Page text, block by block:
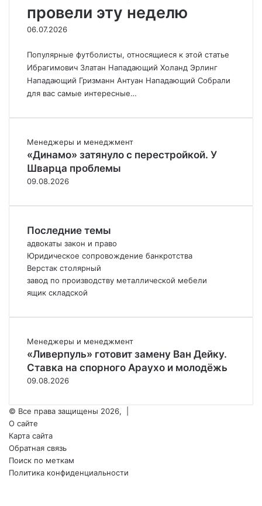
провели эту неделю
06.07.2026
Популярные футболисты, относящиеся к этой статье
Ибрагимович Златан Нападающий Холанд Эрлинг
Нападающий Гризманн Антуан Нападающий Собрали
для вас самые интересные…
Менеджеры и менеджмент
«Динамо» затянуло с перестройкой. У
Шварца проблемы
09.08.2026
Последние темы
адвокаты закон и право
Юридическое сопровождение банкротства
Верстак столярный
завод по производству металлической мебели
ящик складской
Менеджеры и менеджмент
«Ливерпуль» готовит замену Ван Дейку.
Ставка на спорного Араухо и молодёжь
09.08.2026
© Все права защищены 2026, |
О сайте
Карта сайта
Обратная связь
Поиск по меткам
Политика конфиденциальности